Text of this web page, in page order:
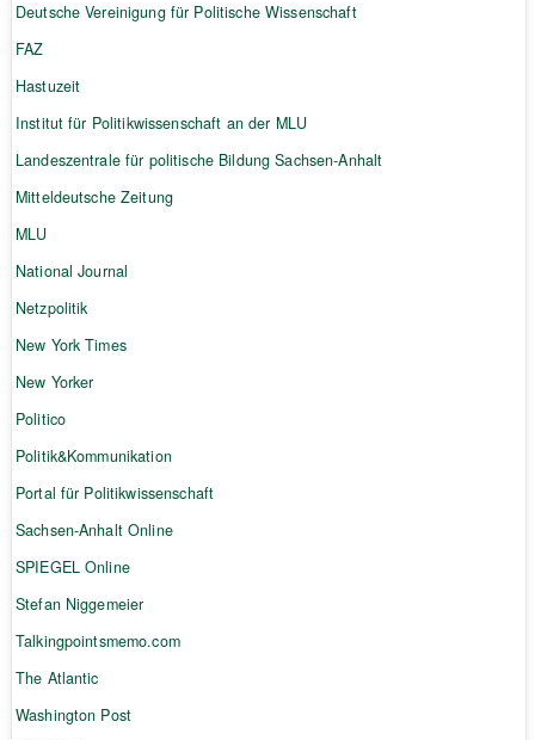
Deutsche Vereinigung für Politische Wissenschaft
FAZ
Hastuzeit
Institut für Politikwissenschaft an der MLU
Landeszentrale für politische Bildung Sachsen-Anhalt
Mitteldeutsche Zeitung
MLU
National Journal
Netzpolitik
New York Times
New Yorker
Politico
Politik&Kommunikation
Portal für Politikwissenschaft
Sachsen-Anhalt Online
SPIEGEL Online
Stefan Niggemeier
Talkingpointsmemo.com
The Atlantic
Washington Post